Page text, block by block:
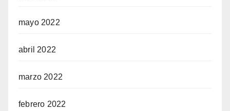
mayo 2022
abril 2022
marzo 2022
febrero 2022